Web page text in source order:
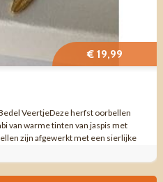
€ 19,99
VeertjeDeze herfst oorbellen
van warme tinten van jaspis met
zijn afgewerkt met een sierlijke